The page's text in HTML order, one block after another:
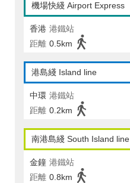
機場快綫 Airport Express
香港 港鐵站
距離 0.5km
港島綫 Island line
中環 港鐵站
距離 0.2km
南港島綫 South Island line
金鐘 港鐵站
距離 0.8km